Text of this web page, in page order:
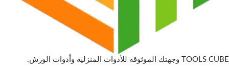
TOOLS CUBE وجهتك الموثوقة للأدوات المنزلية وأدوات الورش.